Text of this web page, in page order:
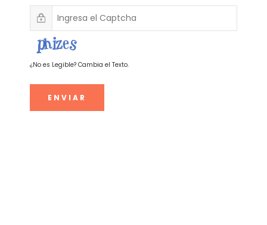
¿No es Legible? Cambia el Texto.
ENVIAR